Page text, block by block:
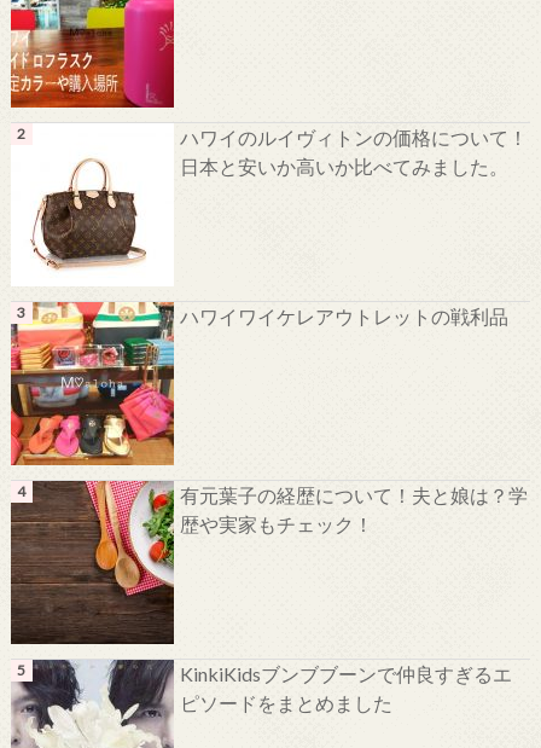
ハワイのルイヴィトンの価格について！
日本と安いか高いか比べてみました。
ハワイワイケレアウトレットの戦利品
有元葉子の経歴について！夫と娘は？学
歴や実家もチェック！
KinkiKidsブンブブーンで仲良すぎるエ
ピソードをまとめました